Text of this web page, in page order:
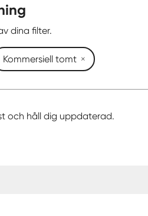
dina filter.
Kommersiell tomt
och håll dig uppdaterad.